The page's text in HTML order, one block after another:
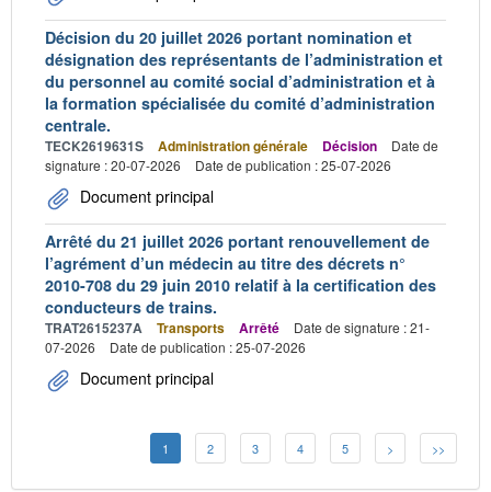
Décision du 20 juillet 2026 portant nomination et
désignation des représentants de l’administration et
du personnel au comité social d’administration et à
la formation spécialisée du comité d’administration
centrale.
TECK2619631S Administration générale Décision
Date de
signature : 20-07-2026
Date de publication : 25-07-2026
Document principal
Arrêté du 21 juillet 2026 portant renouvellement de
l’agrément d’un médecin au titre des décrets n°
2010-708 du 29 juin 2010 relatif à la certification des
conducteurs de trains.
TRAT2615237A Transports Arrêté
Date de signature : 21-
07-2026
Date de publication : 25-07-2026
Document principal
1 2 3 4 5 > >>